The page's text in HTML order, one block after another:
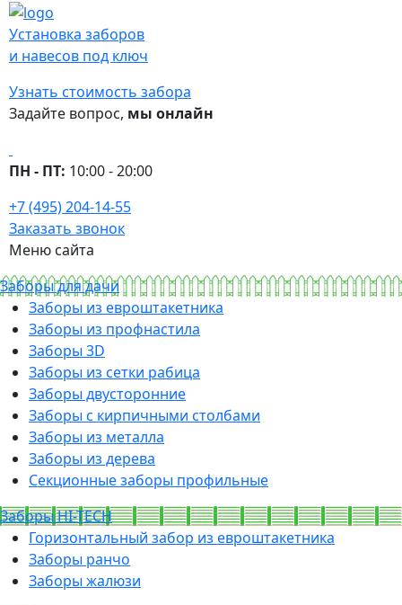
Установка заборов
и навесов под ключ
Узнать стоимость забора
Задайте вопрос, мы онлайн
ПН - ПТ: 10:00 - 20:00
+7 (495) 204-14-55
Заказать звонок
Меню сайта
Заборы для дачи
Заборы из евроштакетника
Заборы из профнастила
Заборы 3D
Заборы из сетки рабица
Заборы двусторонние
Заборы с кирпичными столбами
Заборы из металла
Заборы из дерева
Секционные заборы профильные
Заборы HI-TECH
Горизонтальный забор из евроштакетника
Заборы ранчо
Заборы жалюзи